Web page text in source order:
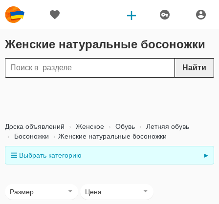
Женские натуральные босоножки
Найти
Доска объявлений Женское Обувь
Летняя обувь
Босоножки
Женские натуральные босоножки
Выбрать категорию ►
Размер Цена